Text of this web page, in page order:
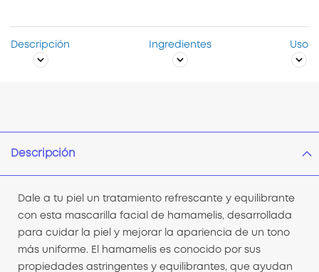
Descripción Ingredientes Uso
Descripción
Dale a tu piel un tratamiento refrescante y equilibrante
con esta mascarilla facial de hamamelis, desarrollada
para cuidar la piel y mejorar la apariencia de un tono
más uniforme. El hamamelis es conocido por sus
propiedades astringentes y equilibrantes, que ayudan